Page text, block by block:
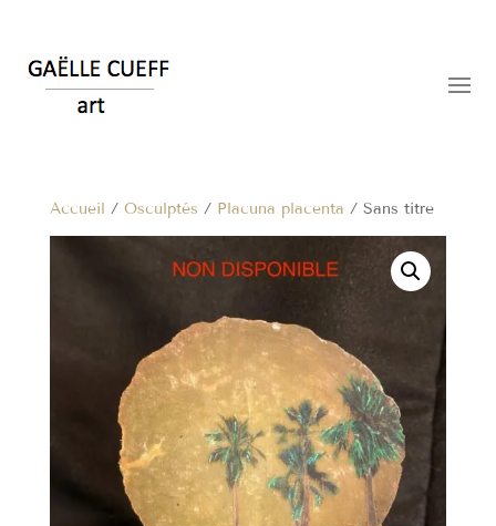
Accueil / Osculptés / Placuna placenta / Sans titre